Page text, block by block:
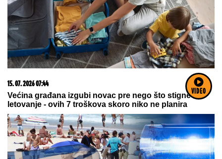
VIDEO
15. 07. 2026 07:44
Većina građana izgubi novac pre nego što stigne na
letovanje - ovih 7 troškova skoro niko ne planira